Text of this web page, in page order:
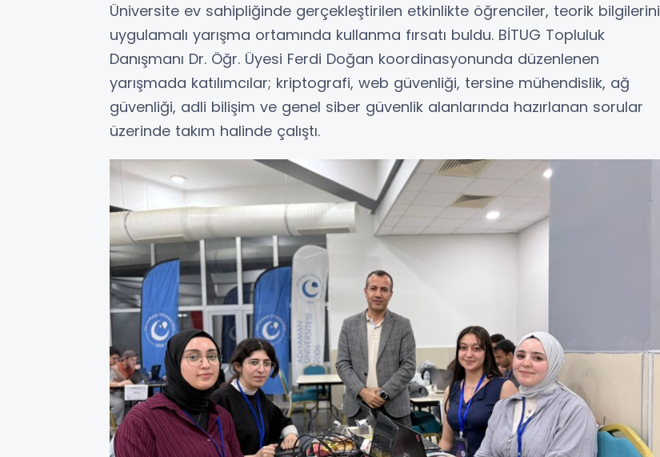
Üniversite ev sahipliğinde gerçekleştirilen etkinlikte öğrenciler, teorik bilgilerini
uygulamalı yarışma ortamında kullanma fırsatı buldu. BİTUG Topluluk
Danışmanı Dr. Öğr. Üyesi Ferdi Doğan koordinasyonunda düzenlenen
yarışmada katılımcılar; kriptografi, web güvenliği, tersine mühendislik, ağ
güvenliği, adli bilişim ve genel siber güvenlik alanlarında hazırlanan sorular
üzerinde takım halinde çalıştı.